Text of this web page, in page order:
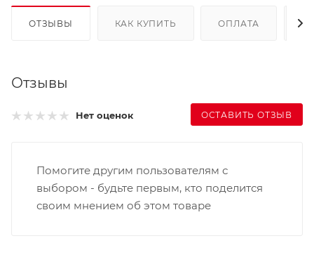
ОТЗЫВЫ КАК КУПИТЬ ОПЛАТА
Отзывы
Нет оценок ОСТАВИТЬ ОТЗЫВ
Помогите другим пользователям с
выбором - будьте первым, кто поделится
своим мнением об этом товаре